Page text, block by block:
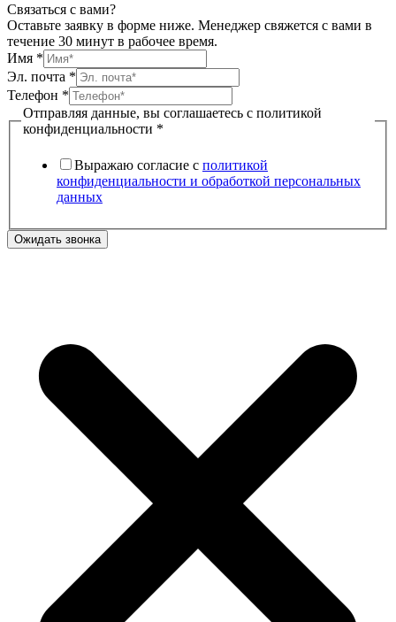
Связаться с вами?
Оставьте заявку в форме ниже. Менеджер свяжется с вами в
течение 30 минут в рабочее время.
Эл.
политикой
вы
Имя *
Эл. почта *
Телефон *
Отправляя данные, вы соглашаетесь с политикой
конфиденциальности *
Выражаю согласие с политикой
конфиденциальности и обработкой персональных
данных
Ожидать звонка